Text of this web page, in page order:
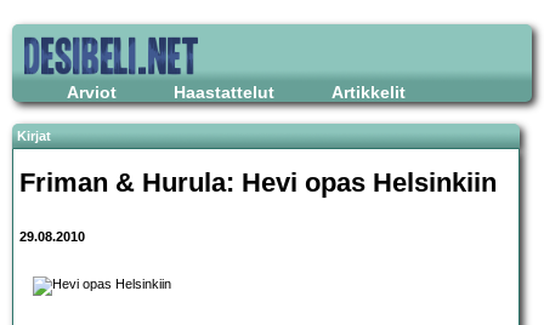
Arviot Haastattelut Artikkelit
Kirjat
Friman & Hurula: Hevi opas Helsinkiin
29.08.2010